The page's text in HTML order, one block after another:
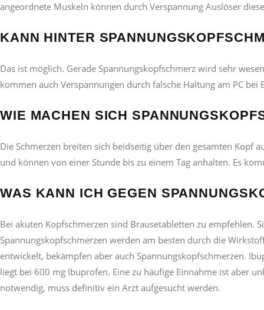
angeordnete Muskeln können durch Verspannung Auslöser
KANN HINTER
Das ist möglich. Gerade Spannungskopfschmerz wird sehr
kommen auch Verspannungen durch falsche Haltung am PC
WIE MACHEN SICH
Die Schmerzen breiten sich beidseitig über den gesamten
und können von einer Stunde bis zu einem Tag anhalten. Es
WAS KANN ICH GEGEN
Bei akuten Kopfschmerzen sind Brausetabletten zu
Spannungskopfschmerzen werden am besten durch die
entwickelt, bekämpfen aber auch Spannungskopfschmerzen.
liegt bei 600 mg Ibuprofen. Eine zu häufige Einnahme ist aber
notwendig, muss definitiv ein Arzt aufgesucht werden.